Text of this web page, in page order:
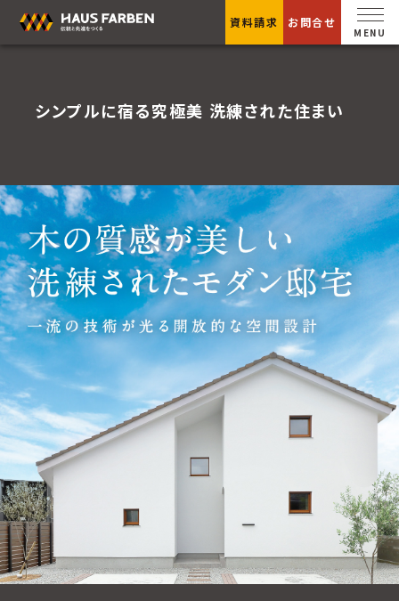
資料請求 お問合せ
シンプルに宿る究極美 洗練された住まい